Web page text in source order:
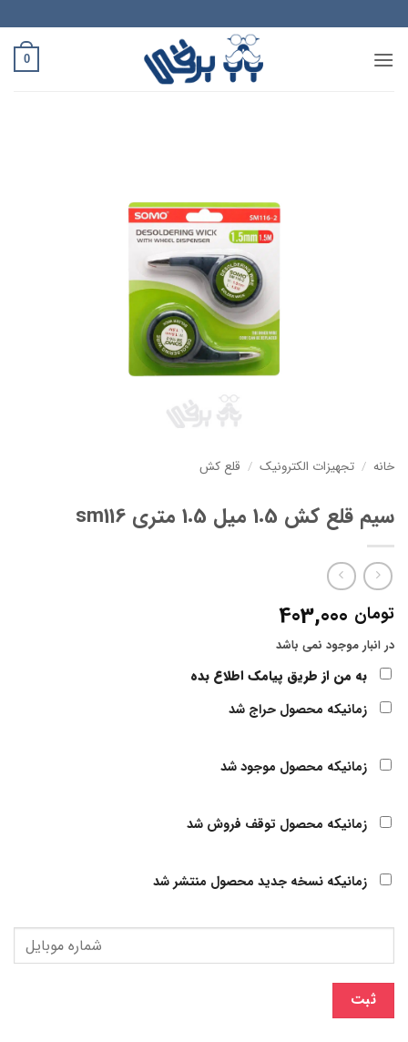
to
content
0
خانه / تجهیزات الکترونیک / قلع کش
سیم قلع کش 1.5 میل 1.5 متری sm116
تومان
در انبار موجود نمی باشد
به من از طریق پیامک اطلاع بده
زمانیکه محصول حراج شد
زمانیکه محصول موجود شد
زمانیکه محصول توقف فروش شد
زمانیکه نسخه جدید محصول منتشر شد
ثبت